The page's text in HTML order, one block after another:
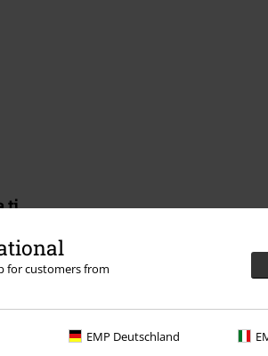
for customers from
EMP Deutschland
ti